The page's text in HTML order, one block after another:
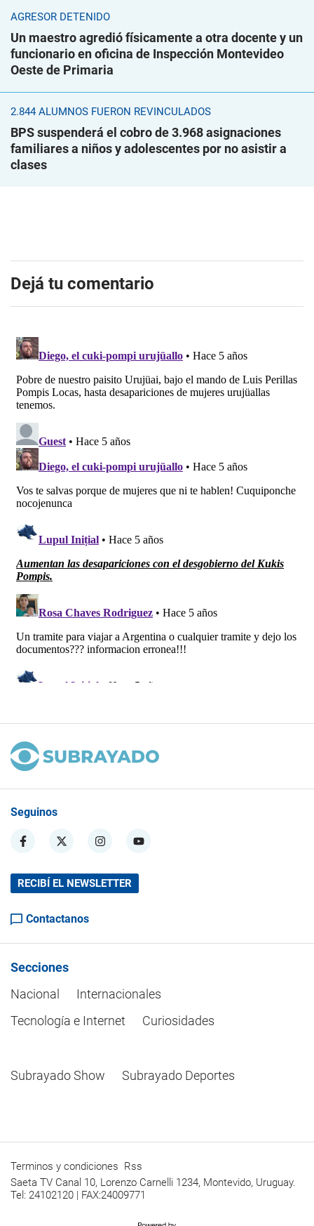
AGRESOR DETENIDO
Un maestro agredió físicamente a otra docente y un
funcionario en oficina de Inspección Montevideo
Oeste de Primaria
2.844 ALUMNOS FUERON REVINCULADOS
BPS suspenderá el cobro de 3.968 asignaciones
familiares a niños y adolescentes por no asistir a
clases
Dejá tu comentario
Seguinos
RECIBÍ EL NEWSLETTER
Contactanos
Secciones
Nacional
Internacionales
Tecnología e Internet
Curiosidades
Subrayado Show Subrayado Deportes
Terminos y condiciones Rss
Saeta TV Canal 10, Lorenzo Carnelli 1234, Montevido, Uruguay.
Tel: 24102120 | FAX:24009771